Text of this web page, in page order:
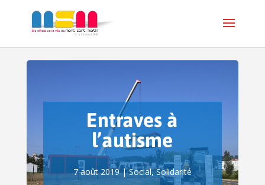
Entraves à
l’autisme
7 août 2019|Social,Solidarité